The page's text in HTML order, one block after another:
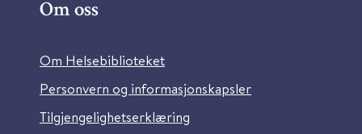
Om oss
Om Helsebiblioteket
Personvern og informasjonskapsler
Tilgjengelighetserklæring